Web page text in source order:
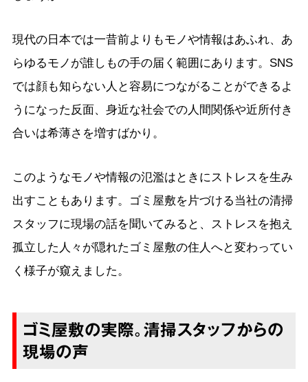
現代の日本では一昔前よりもモノや情報はあふれ、あ
らゆるモノが誰しもの手の届く範囲にあります。SNS
では顔も知らない人と容易につながることができるよ
うになった反面、身近な社会での人間関係や近所付き
合いは希薄さを増すばかり。
このようなモノや情報の氾濫はときにストレスを生み
出すこともあります。ゴミ屋敷を片づける当社の清掃
スタッフに現場の話を聞いてみると、ストレスを抱え
孤立した人々が隠れたゴミ屋敷の住人へと変わってい
く様子が窺えました。
ゴミ屋敷の実際。清掃スタッフからの
現場の声